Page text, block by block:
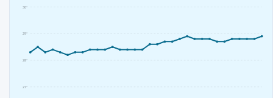
27°
28°
29°
30°